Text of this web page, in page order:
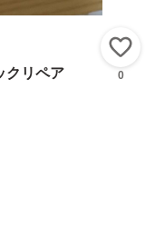
クリペア
0